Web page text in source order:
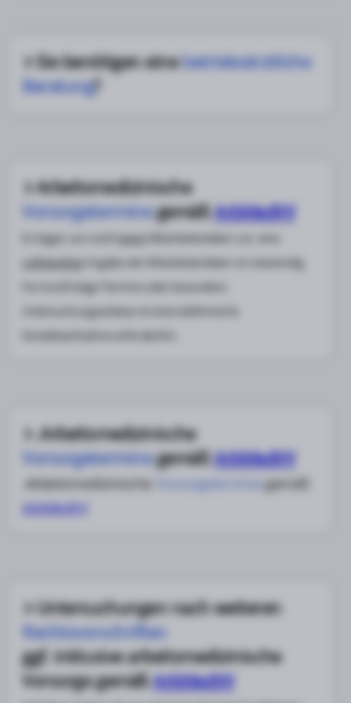
Sie benötigen einebetriebsärztliche
Beratung?
Arbeitsmedizinische
VorsorgeterminegemäßArbMedVV
Es liegen uns noch keine Mitarbeiterdaten vor, eine
vollständige Angabe der Mitarbeiterdaten ist notwendig.
Für kurzfristige Termine oder besondere
Untersuchungsanlässe ist eine telefonische
Kontaktaufnahme erforderlich.
.Arbeitsmedizinische
VorsorgeterminegemäßArbMedVV
.Arbeitsmedizinische Vorsorgeterminegemäß
ArbMedVV
Untersuchungen nach weiteren
Rechtsvorschriften
ggf. inklusive arbeitsmedizinische
Vorsorge gemäßArbMedVV